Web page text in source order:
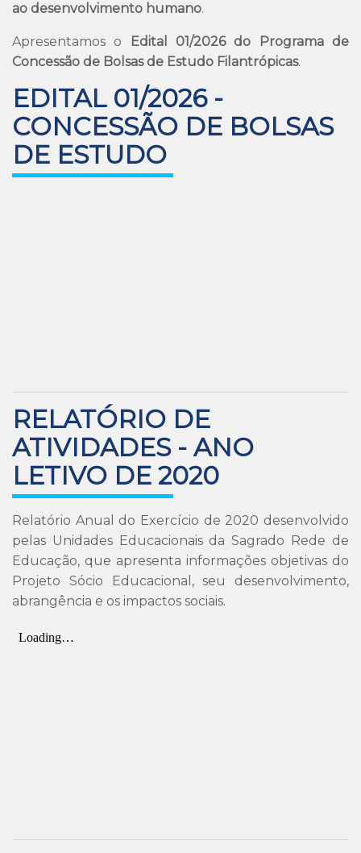
ao desenvolvimento humano.
Apresentamos o Edital 01/2026 do Programa de
Concessão de Bolsas de Estudo Filantrópicas.
EDITAL 01/2026 -
CONCESSÃO DE BOLSAS
DE ESTUDO
RELATÓRIO DE
ATIVIDADES - ANO
LETIVO DE 2020
Relatório Anual do Exercício de 2020 desenvolvido
pelas Unidades Educacionais da Sagrado Rede de
Educação, que apresenta informações objetivas do
Projeto Sócio Educacional, seu desenvolvimento,
abrangência e os impactos sociais.